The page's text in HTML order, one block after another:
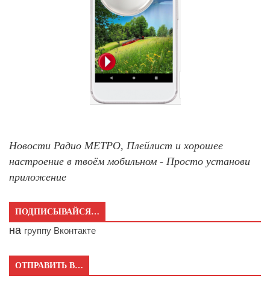
Новости Радио МЕТРО, Плейлист и хорошее
настроение в твоём мобильном - Просто установи
приложение
ПОДПИСЫВАЙСЯ…
на группу Вконтакте
ОТПРАВИТЬ В…